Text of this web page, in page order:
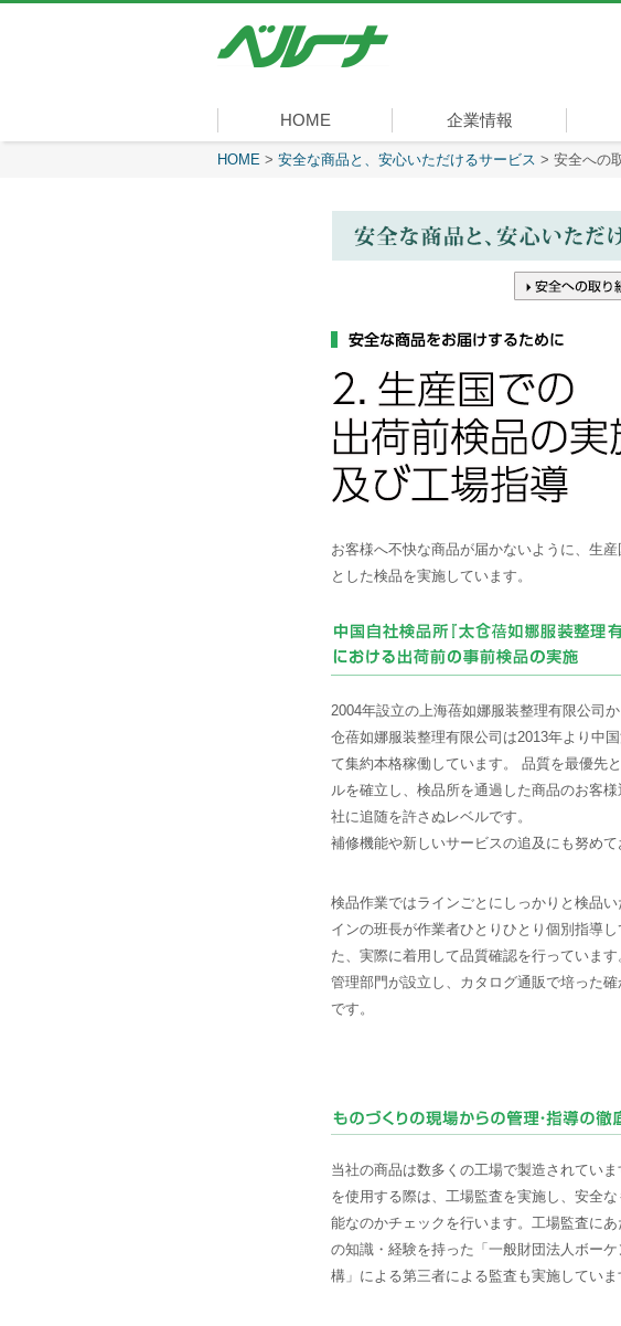
式
ベ
ル
ー
HOME 企業情報
社長メッセージ
会社概要
経営理念
沿革
組織図
事業内容
役員一覧
所在地
現在表示しているページ
HOME > 安全な商品と、安心いただけるサービス > 安全への
お客様へ不快な商品が届かないように、生産
とした検品を実施しています。
2004年設立の上海蓓如娜服装整理有限公司
仓蓓如娜服装整理有限公司は2013年より中
て集約本格稼働しています。 品質を最優先
ルを確立し、検品所を通過した商品のお客
社に追随を許さぬレベルです。
補修機能や新しいサービスの追及にも努めて
検品作業ではラインごとにしっかりと検品い
インの班長が作業者ひとりひとり個別指導し
た、実際に着用して品質確認を行っていま
管理部門が設立し、カタログ通販で培った
です。
当社の商品は数多くの工場で製造されてい
を使用する際は、工場監査を実施し、安全
能なのかチェックを行います。工場監査に
の知識・経験を持った「一般財団法人ボー
構」による第三者による監査も実施していま